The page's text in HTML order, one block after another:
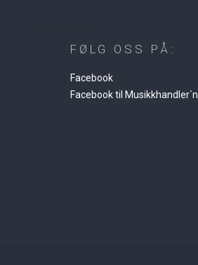
FØLG OSS PÅ:
Facebook
Facebook til Musikkhandler`n